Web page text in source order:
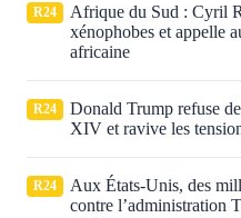
R24
Afrique du Sud : Cyril
xénophobes et appelle
africaine
R24
Donald Trump refuse
XIV et ravive les
R24
Aux États‑Unis, des
contre l’administration